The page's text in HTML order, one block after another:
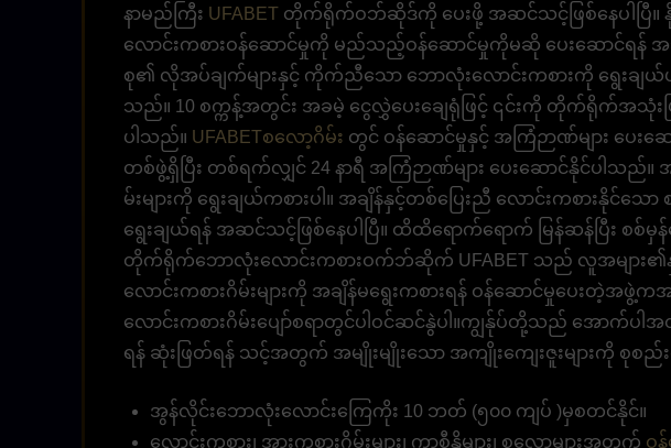
နာမည်ကြီး UFABET တိုက်ရိုက်ဝဘ်ဆိုဒ်ကို ပေးဖို့ အဆင်သင့်ဖြစ်နေပါပြီ။
လောင်းကစားဝန်ဆောင်မှုကို မည်သည့်ဝန်ဆောင်မှုကိုမဆို ပေးဆောင်ရန် အသ
စု၏ လိုအပ်ချက်များနှင့် ကိုက်ညီသော ဘောလုံးလောင်းကစားကို ရွေးချယ်ပ
သည်။ 10 စက္ကန့်အတွင်း အခမဲ့ ငွေလွှဲပေးချေရုံဖြင့် ၎င်းကို တိုက်ရိုက်အ
ပါသည်။ UFABETစလော့ဂိမ်း တွင် ဝန်ဆောင်မှုနှင့် အကြံဉာဏ်များ ပေး
တစ်ဖွဲ့ရှိပြီး တစ်ရက်လျှင် 24 နာရီ အကြံဉာဏ်များ ပေးဆောင်နိုင်ပါသည်။
မ်းများကို ရွေးချယ်ကစားပါ။ အချိန်နှင့်တစ်ပြေးညီ လောင်းကစားနိုင်သေ
ရွေးချယ်ရန် အဆင်သင့်ဖြစ်နေပါပြီ။ ထိထိရောက်ရောက် မြန်ဆန်ပြီး စစ်မှန်သေ
တိုက်ရိုက်ဘောလုံးလောင်းကစားဝက်ဘ်ဆိုက် UFABET သည် လူအများ
လောင်းကစားဂိမ်းများကို အချိန်မရွေးကစားရန် ဝန်ဆောင်မှုပေးတဲ့အဖွဲ့က
လောင်းကစားဂိမ်းပျော်စရာတွင်ပါဝင်ဆင်နွဲပါ။ကျွန်ုပ်တို့သည် အောက်ပ
ရန် ဆုံးဖြတ်ရန် သင့်အတွက် အမျိုးမျိုးသော အကျိုးကျေးဇူးများကို စုစည်
အွန်လိုင်းဘောလုံးလောင်းကြေကိုး 10 ဘတ် (၅၀၀ ကျပ် )မှစတင်နိုင်။
လောင်းကစား၊ အားကစားဂိမ်းများ၊ ကာစီနိုများ၊ စလော့များအတွက် ဝ